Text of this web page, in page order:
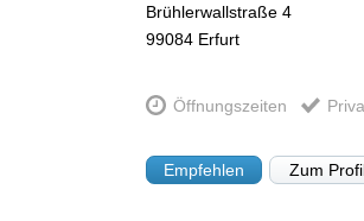
Brühlerwallstraße 4
99084 Erfurt
Öffnungszeiten
Empfehlen Zum